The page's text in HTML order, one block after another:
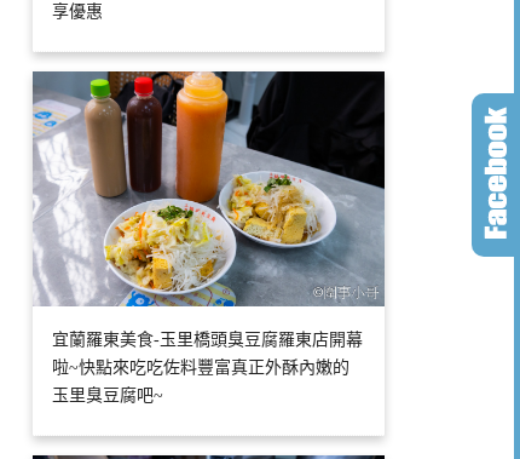
享優惠
宜蘭羅東美食-玉里橋頭臭豆腐羅東店開幕
啦~快點來吃吃佐料豐富真正外酥內嫩的
玉里臭豆腐吧~